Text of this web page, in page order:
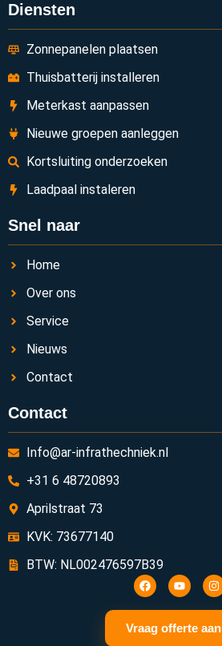
Diensten
Zonnepanelen plaatsen
Thuisbatterij installeren
Meterkast aanpassen
Nieuwe groepen aanleggen
Kortsluiting onderzoeken
Laadpaal instaleren
Snel naar
Home
Over ons
Service
Nieuws
Contact
Contact
Info@ar-infrathechniek.nl
+31 6 48720893
Aprilstraat 73
KVK: 73677140
BTW: NL002476597B39
Vraag offerte aan